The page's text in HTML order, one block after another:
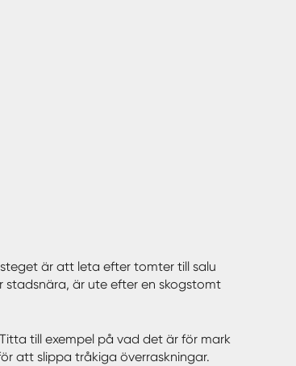
är att leta efter tomter till salu
är ute efter en skogstomt
till exempel på vad det är för mark
att slippa tråkiga överraskningar.